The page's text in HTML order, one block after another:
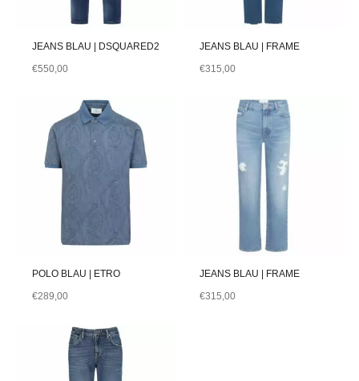
JEANS BLAU | DSQUARED2
€550,00
JEANS BLAU | FRAME
€315,00
POLO BLAU | ETRO
€289,00
JEANS BLAU | FRAME
€315,00